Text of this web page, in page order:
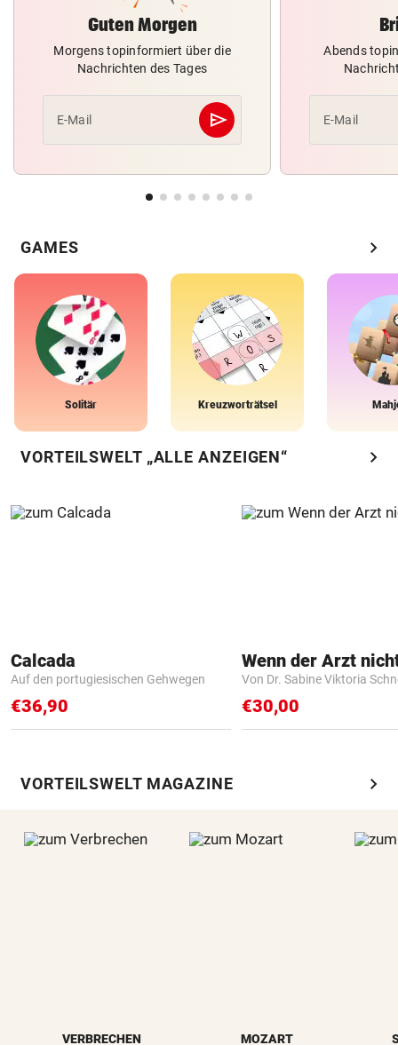
Guten Morgen
Morgens topinformiert über die
Nachrichten des Tages
E-Mail send
Abschicken
Abends
E-Mail
GAMES chevron_right
Solitär Kreuzworträtsel
VORTEILSWELT „ALLE ANZEIGEN“ chevron_right
Calcada
Auf den portugiesischen Gehwegen
€36,90
Von Dr. Sabine Viktoria
€30,00
VORTEILSWELT MAGAZINE chevron_right
VERBRECHEN MOZART